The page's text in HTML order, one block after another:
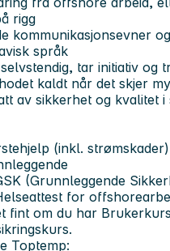
rigg
kommunikasjonsevner
språk
tar initiativ og
kaldt når det skjer
av sikkerhet og kvalitet i
(inkl. strømskader)
(Grunnleggende
for
fint om du har
Toptemp: